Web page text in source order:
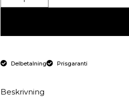
Delbetalning Prisgaranti
Beskrivning